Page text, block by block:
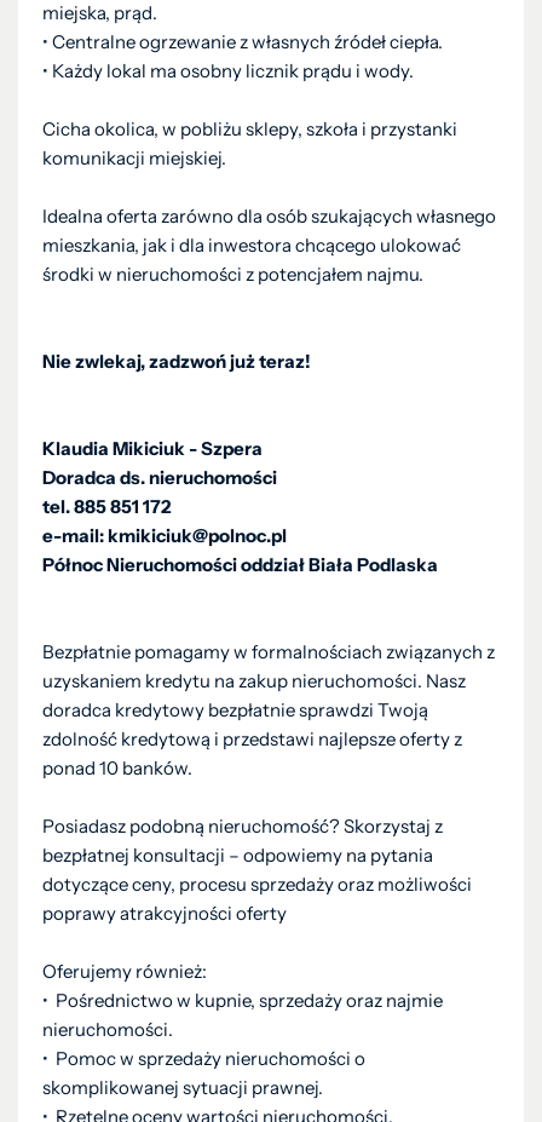
miejska, prąd.
• Centralne ogrzewanie z własnych źródeł ciepła.
• Każdy lokal ma osobny licznik prądu i wody.
Cicha okolica, w pobliżu sklepy, szkoła i przystanki
komunikacji miejskiej.
Idealna oferta zarówno dla osób szukających własnego
mieszkania, jak i dla inwestora chcącego ulokować
środki w nieruchomości z potencjałem najmu.
Nie zwlekaj, zadzwoń już teraz!
Klaudia Mikiciuk - Szpera
Doradca ds. nieruchomości
tel. 885 851 172
e-mail: kmikiciuk@polnoc.pl
Północ Nieruchomości oddział Biała Podlaska
Bezpłatnie pomagamy w formalnościach związanych z
uzyskaniem kredytu na zakup nieruchomości. Nasz
doradca kredytowy bezpłatnie sprawdzi Twoją
zdolność kredytową i przedstawi najlepsze oferty z
ponad 10 banków.
Posiadasz podobną nieruchomość? Skorzystaj z
bezpłatnej konsultacji – odpowiemy na pytania
dotyczące ceny, procesu sprzedaży oraz możliwości
poprawy atrakcyjności oferty
Oferujemy również:
•⁠ ⁠Pośrednictwo w kupnie, sprzedaży oraz najmie
nieruchomości.
•⁠ ⁠Pomoc w sprzedaży nieruchomości o
skomplikowanej sytuacji prawnej.
•⁠ ⁠Rzetelne oceny wartości nieruchomości.